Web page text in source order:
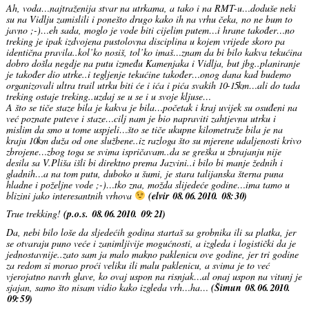
Ah, voda…najtraženija stvar na utrkama, a tako i na RMT-u…doduše neki
su na Vidlju zamislili i ponešto drugo kako ih na vrhu čeka, no ne bum to
javno ;-)…eh sada, moglo je vode biti cijelim putem…i hrane također…no
treking je ipak izdvojena pustolovna disciplina u kojem vrijede skoro pa
identična pravila..kol’ko nosiš, tol’ko imaš…znam da bi bilo kakva tekućina
dobro došla negdje na putu između Kamenjaka i Vidlja, but jbg..planiranje
je također dio utrke..i tegljenje tekućine također…onog dana kad budemo
organizovali ultra trail utrku biti će i ića i pića svakih 10-15km…ali do tada
treking ostaje treking..uzdaj se u se i u svoje kljuse…
A što se tiče staze bila je kakva je bila…početak i kraj uvijek su osuđeni na
već poznate puteve i staze…cilj nam je bio napraviti zahtjevnu utrku i
mislim da smo u tome uspjeli…što se tiče ukupne kilometraže bila je na
kraju 10km duža od one službene..iz razloga što su mjerene udaljenosti krivo
zbrojene…zbog toga se svima ispričavam..da se greška u zbrajanju nije
desila sa V.Pliša išli bi direktno prema Jazvini..i bilo bi manje žednih i
gladnih…a na tom putu, duboko u šumi, je stara talijanska šterna puna
hladne i poželjne vode ;-)…tko zna, možda slijedeće godine…ima tamo u
blizini jako interesantnih vrhova
(elvir 08.06.2010. 08:30)
True trekking! (p.o.s. 08.06.2010. 09:21)
Da, nebi bilo loše da sljedećih godina startaš sa grobnika ili sa platka, jer
se otvaraju puno veće i zanimljivije mogućnosti, a izgleda i logistički da je
jednostavnije..zato sam ja malo makno paklenicu ove godine, jer tri godine
za redom si morao proći veliku ili malu paklenicu, a svima je to već
vjerojatno navrh glave, ko ovaj uspon na risnjak…al onaj uspon na vitunj je
sjajan, samo što nisam vidio kako izgleda vrh…ha… (Šimun 08.06.2010.
09:59)